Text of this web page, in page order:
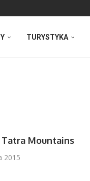
TURYSTYKA
Mountains
2015